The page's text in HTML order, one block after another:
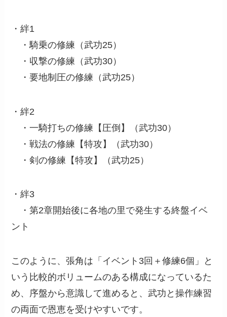
・絆1
・騎乗の修練（武功25）
・収撃の修練（武功30）
・要地制圧の修練（武功25）
・絆2
・一騎打ちの修練【圧倒】（武功30）
・戦法の修練【特攻】（武功30）
・剣の修練【特攻】（武功25）
・絆3
・第2章開始後に各地の里で発生する終盤イベ
ント
このように、張角は「イベント3回＋修練6個」と
いう比較的ボリュームのある構成になっているた
め、序盤から意識して進めると、武功と操作練習
の両面で恩恵を受けやすいです。